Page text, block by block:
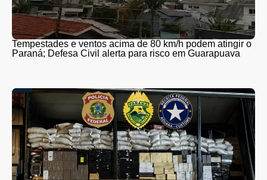
Tempestades e ventos acima de 80 km/h podem atingir o
Paraná; Defesa Civil alerta para risco em Guarapuava